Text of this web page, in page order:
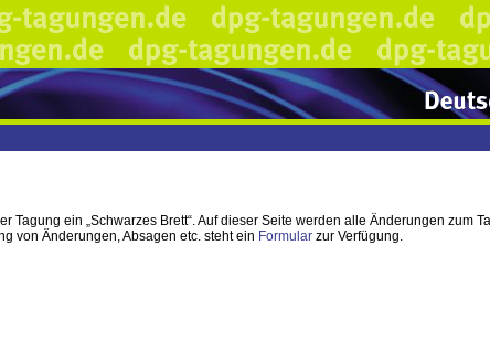
Tagung ein „Schwarzes Brett“. Auf dieser Seite werden alle Änderungen zum
von Änderungen, Absagen etc. steht ein Formular zur Verfügung.